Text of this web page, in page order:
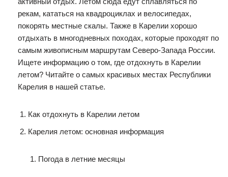
рекам, кататься на квадроциклах и велосипедах,
покорять местные скалы. Также в Карелии хорошо
отдыхать в многодневных походах, которые проходят по
самым живописным маршрутам Северо-Запада России.
Ищете информацию о том, где отдохнуть в Карелии
летом? Читайте о самых красивых местах Республики
Карелия в нашей статье.
Как отдохнуть в Карелии летом
Карелия летом: основная информация
Погода в летние месяцы